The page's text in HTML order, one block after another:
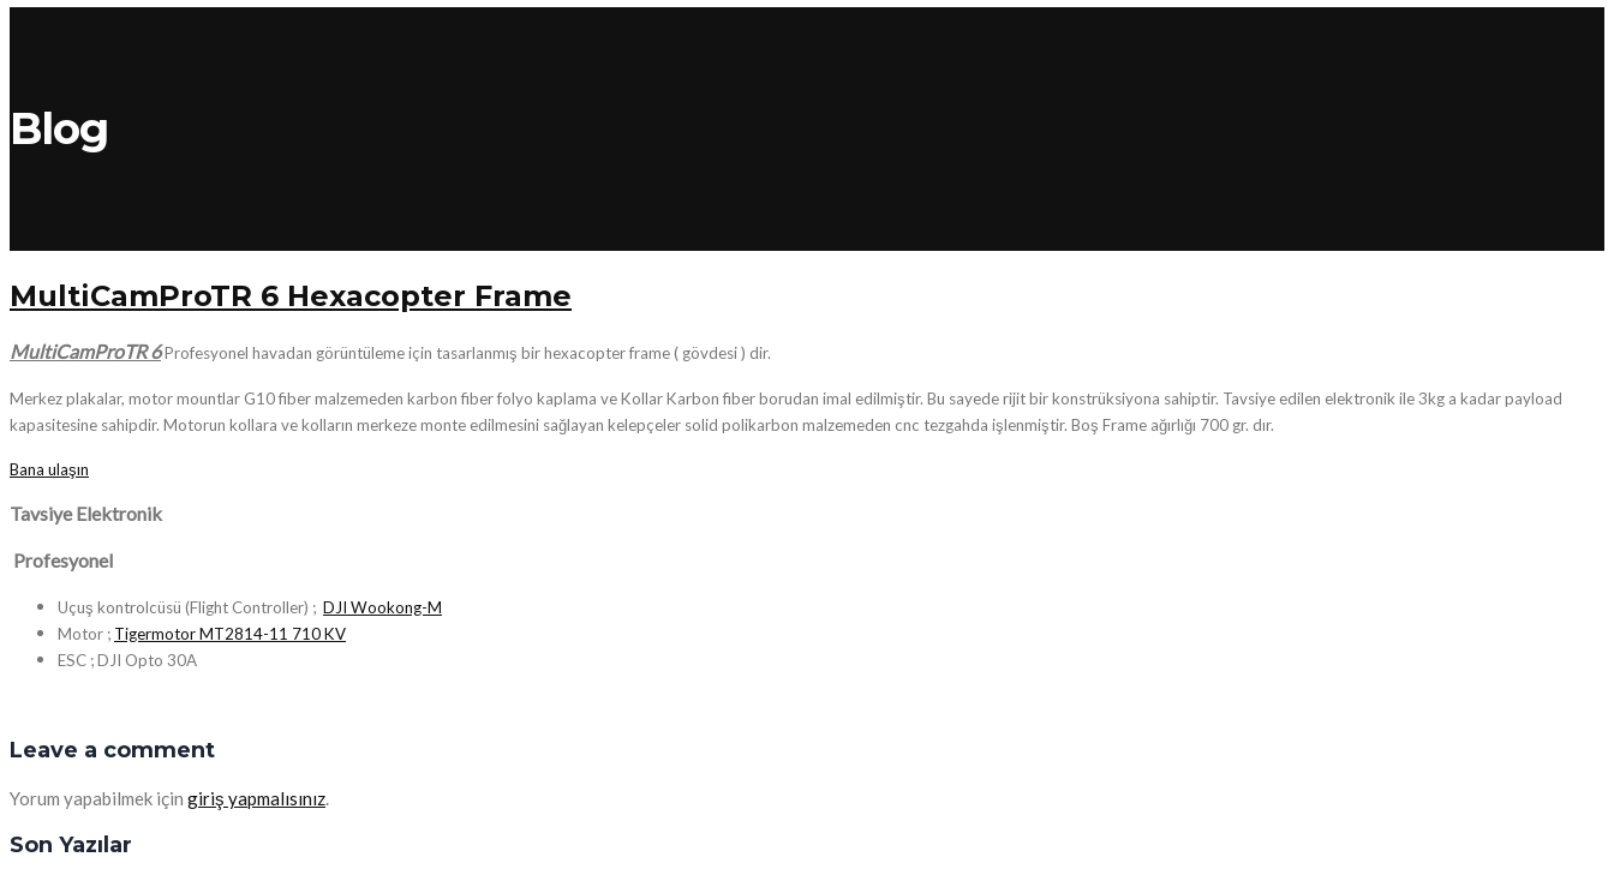
Blog
MultiCamProTR 6 Hexacopter Frame
MultiCamProTR 6Profesyonel havadan görüntüleme için tasarlanmış bir hexacopter frame ( gövdesi ) dir.
Merkez plakalar, motor mountlar G10 fiber malzemeden karbon fiber folyo kaplama ve Kollar Karbon fiber borudan imal edilmiştir. Bu sayede rijit bir konstrüksiyona sahiptir. Tavsiye edilen elektronik ile 3kg a kadar payload
kapasitesine sahipdir. Motorun kollara ve kolların merkeze monte edilmesini sağlayan kelepçeler solid polikarbon malzemeden cnc tezgahda işlenmiştir. Boş Frame ağırlığı 700 gr. dır.
Bana ulaşın
Tavsiye Elektronik
Profesyonel
Uçuş kontrolcüsü (Flight Controller) ; DJI Wookong-M
Motor ; Tigermotor MT2814-11 710 KV
ESC ; DJI Opto 30A
Leave a comment
Yorum yapabilmek için giriş yapmalısınız.
Son Yazılar